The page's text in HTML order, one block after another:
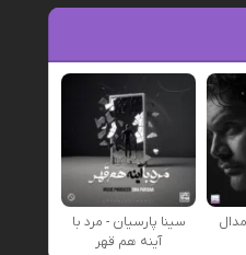
سینا پارسیان - مرد با
آینه هم قهر